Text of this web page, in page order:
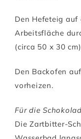
Den Hefeteig
Arbeitsfläche
(circa 50 x 30
Den Backofen
vorheizen.
Für die
Die Zartbitter-